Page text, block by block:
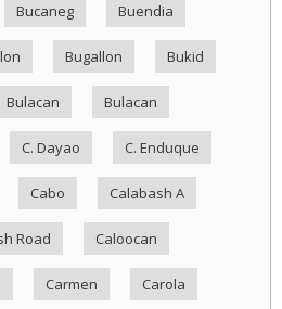
Bucaneg Buendia
Bugallon Bukid
Bulacan Bulacan
C. Dayao C. Enduque
Cabo Calabash A
Road Caloocan
Carmen Carola